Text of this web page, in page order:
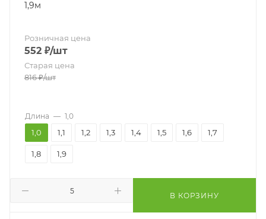
1,9м
Розничная цена
552 ₽/шт
Старая цена
816₽/шт
В КОРЗИНУ
Длина — 1,0
1,0 1,1 1,2 1,3 1,4 1,5 1,6 1,7
1,8 1,9